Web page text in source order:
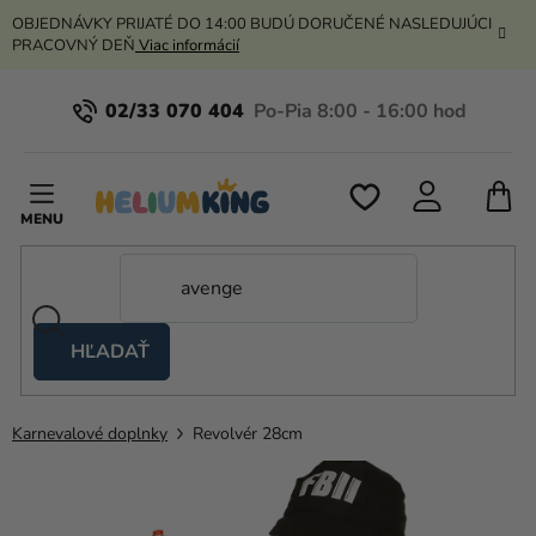
Prejsť
na
OBJEDNÁVKY PRIJATÉ DO 14:00 BUDÚ DORUČENÉ NASLEDUJÚCI
PRACOVNÝ DEŇ Viac informácií
02/33 070 404
HĽADAŤ
stany
Kanekalon
Karnevalové doplnky Revolvér 28cm